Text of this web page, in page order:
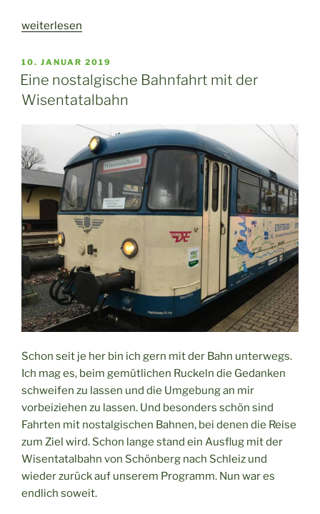
„Entdeckungen
um
die
Plothener
weiterlesen
VERÖFFENTLICHT
AM
10. JANUAR 2019
Eine nostalgische Bahnfahrt mit der
Wisentatalbahn
Schon seit je her bin ich gern mit der Bahn unterwegs.
Ich mag es, beim gemütlichen Ruckeln die Gedanken
schweifen zu lassen und die Umgebung an mir
vorbeiziehen zu lassen. Und besonders schön sind
Fahrten mit nostalgischen Bahnen, bei denen die Reise
zum Ziel wird. Schon lange stand ein Ausflug mit der
Wisentatalbahn von Schönberg nach Schleiz und
wieder zurück auf unserem Programm. Nun war es
endlich soweit.